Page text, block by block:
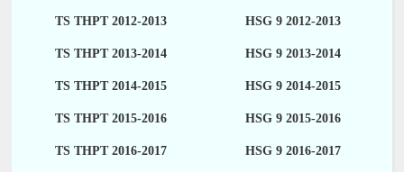
TS THPT 2012-2013 HSG 9 2012-2013
TS THPT 2013-2014 HSG 9 2013-2014
TS THPT 2014-2015 HSG 9 2014-2015
TS THPT 2015-2016 HSG 9 2015-2016
TS THPT 2016-2017 HSG 9 2016-2017